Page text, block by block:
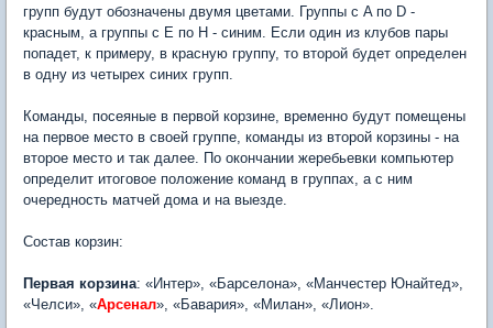
групп будут обозначены двумя цветами. Группы с A по D -
красным, а группы с E по H - синим. Если один из клубов пары
попадет, к примеру, в красную группу, то второй будет определен
в одну из четырех синих групп.
Команды, посеяные в первой корзине, временно будут помещены
на первое место в своей группе, команды из второй корзины - на
второе место и так далее. По окончании жеребьевки компьютер
определит итоговое положение команд в группах, а с ним
очередность матчей дома и на выезде.
Состав корзин:
Первая корзина: «Интер», «Барселона», «Манчестер Юнайтед»,
«Челси», «Арсенал», «Бавария», «Милан», «Лион».